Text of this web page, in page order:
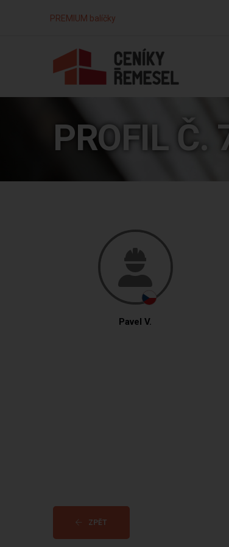
PREMIUM balíčky
PROFIL Č.
Pavel V.
ZPĚT